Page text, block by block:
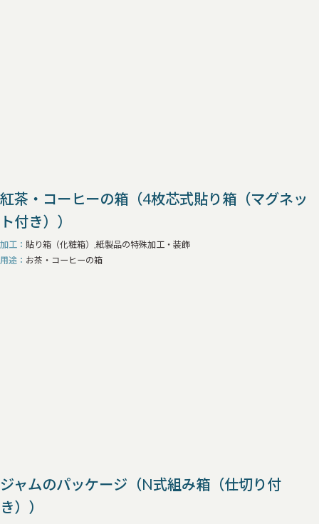
紅茶・コーヒーの箱（4枚芯式貼り箱（マグネッ
ト付き））
加工
貼り箱（化粧箱）,紙製品の特殊加工・装飾
用途
お茶・コーヒーの箱
ジャムのパッケージ（N式組み箱（仕切り付
き））